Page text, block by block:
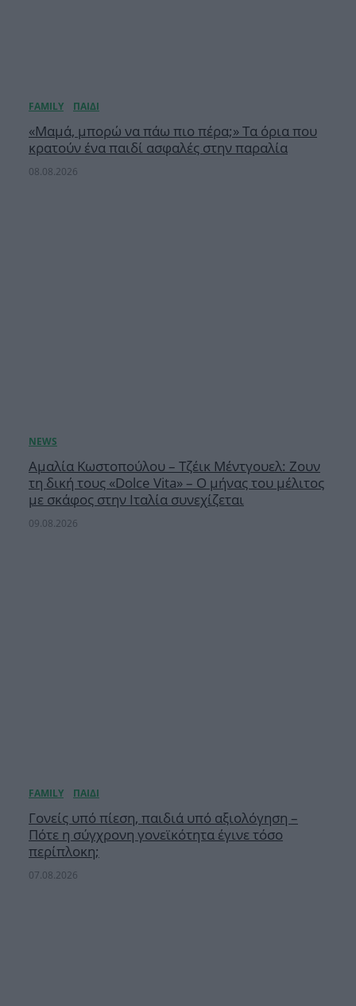
«Μαμά, μπορώ να πάω πιο πέρα;» Τα όρια που
κρατούν ένα παιδί ασφαλές στην παραλία
08.08.2026
Αμαλία Κωστοπούλου – Τζέικ Μέντγουελ: Ζουν
τη δική τους «Dolce Vita» – Ο μήνας του μέλιτος
με σκάφος στην Ιταλία συνεχίζεται
09.08.2026
Γονείς υπό πίεση, παιδιά υπό αξιολόγηση –
Πότε η σύγχρονη γονεϊκότητα έγινε τόσο
περίπλοκη;
07.08.2026